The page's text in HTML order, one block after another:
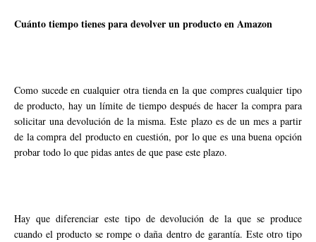
Cuánto tiempo tienes para devolver un producto en Amazon
Como sucede en cualquier otra tienda en la que compres cualquier tipo
de producto, hay un límite de tiempo después de hacer la compra para
solicitar una devolución de la misma. Este plazo es de un mes a partir
de la compra del producto en cuestión, por lo que es una buena opción
probar todo lo que pidas antes de que pase este plazo.
Hay que diferenciar este tipo de devolución de la que se produce
cuando el producto se rompe o daña dentro de garantía. Este otro tipo